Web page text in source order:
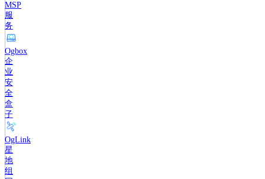
MSP
服
务
Ogbox
企
业
安
全
盒
子
OgLink
星
地
组